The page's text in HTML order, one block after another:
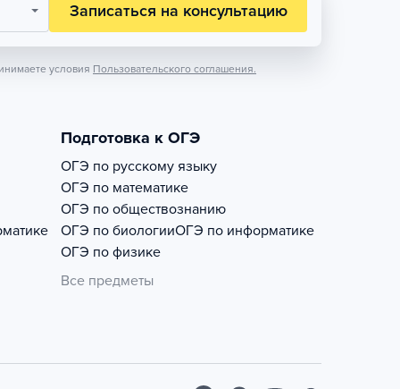
Записаться на консультацию
условия Пользовательского соглашения.
Подготовка к ОГЭ
ОГЭ по русскому языку
ОГЭ по математике
ОГЭ по обществознанию
ОГЭ по биологииОГЭ по информатике
ОГЭ по физике
Все предметы